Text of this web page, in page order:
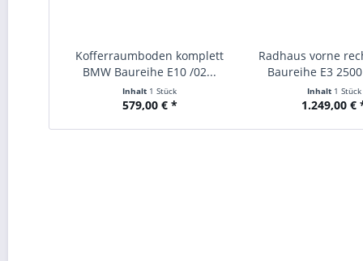
Kofferraumboden komplett
BMW Baureihe E10 /02...
Inhalt 1 Stück
579,00 € *
Radhaus vorne
Baureihe E3
Inhalt 1 Stück
1.249,00 €